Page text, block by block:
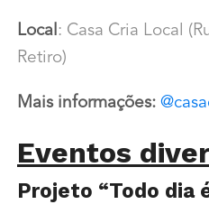
Local: Casa Cria Local
Retiro)
Mais informações:
Eventos
Projeto “Todo dia